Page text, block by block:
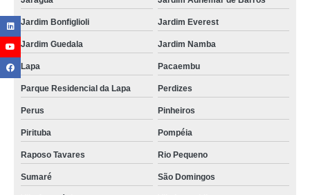
Jardim Bonfiglioli Jardim Everest
Jardim Guedala Jardim Namba
Lapa Pacaembu
Parque Residencial da Lapa Perdizes
Perus Pinheiros
Pirituba Pompéia
Raposo Tavares Rio Pequeno
Sumaré São Domingos